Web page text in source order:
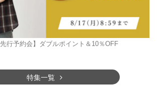
行予約会】ダブルポイント＆10％OFF
特集一覧